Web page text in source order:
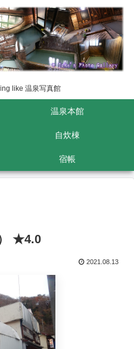
like 温泉写真館
温泉本館
自炊棟
宿帳
★4.0
2021.08.13